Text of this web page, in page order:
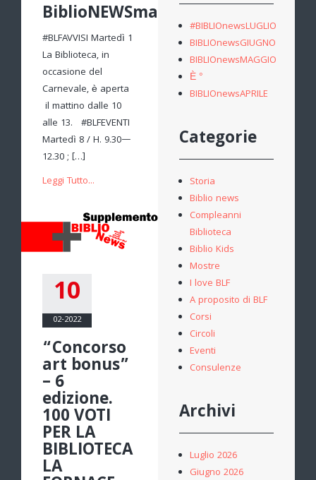
BiblioNEWSmarzo
#BLFAVVISI Martedì 1
La Biblioteca, in
occasione del
Carnevale, è aperta
il mattino dalle 10
alle 13. #BLFEVENTI
Martedì 8 / H. 9.30—
12.30 ; […]
Leggi Tutto...
10
02-2022
“Concorso
art bonus”
– 6
edizione.
100 VOTI
PER LA
BIBLIOTECA
LA
#BIBLIOnewsLUGLIO
BIBLIOnewsGIUGNO
BIBLIOnewsMAGGIO
È °
BIBLIOnewsAPRILE
Categorie
Storia
Biblio news
Compleanni
Biblioteca
Biblio Kids
Mostre
I love BLF
A proposito di BLF
Corsi
Circoli
Eventi
Consulenze
Archivi
Luglio 2026
Giugno 2026